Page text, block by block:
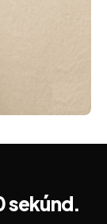
sekúnd.